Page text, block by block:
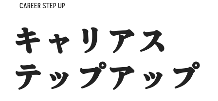
CAREER STEP UP
キャリアス
テップアップ